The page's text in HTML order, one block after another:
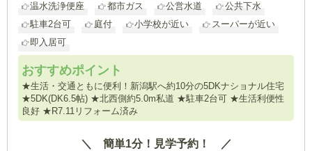
温水洗浄便座
都市ガス 公営水道
公共下水
駐車2台可
庭付 小学校が近い
スーパーが近い
即入居可
おすすめポイント
★生活・交通ともに便利！新潟駅へ約10分の5DKナショナル住宅
★5DK(DK6.5帖) ★北西側約5.0m私道 ★駐車2台可 ★生活利便性
良好 ★R7.11リフォーム済み
簡単1分！見学予約！